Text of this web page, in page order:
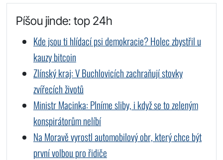
Píšou jinde: top 24h
Kde jsou ti hlídací psi demokracie? Holec zbystřil u
kauzy bitcoin
Zlínský kraj: V Buchlovicích zachraňují stovky
zvířecích životů
Ministr Macinka: Plníme sliby, i když se to zeleným
konspirátorům nelíbí
Na Moravě vyrostl automobilový obr, který chce být
první volbou pro řidiče